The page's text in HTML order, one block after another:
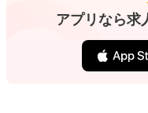
アプリなら求